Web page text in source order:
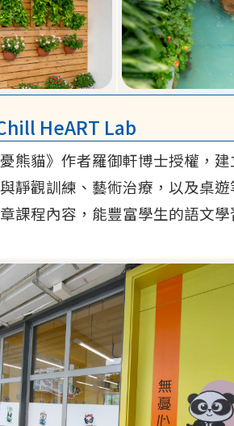
HeART Lab
熊貓》作者羅御軒博士授權，
靜觀訓練、藝術治療，以及桌
課程內容，能豐富學生的語文